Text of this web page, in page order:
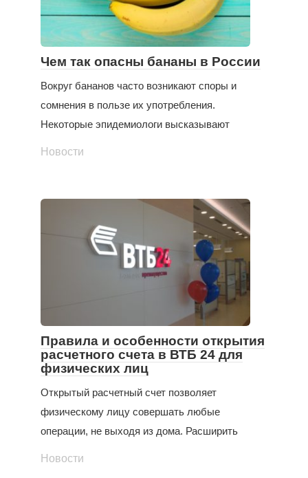
Чем так опасны бананы в России
Вокруг бананов часто возникают споры и
сомнения в пользе их употребления.
Некоторые эпидемиологи высказывают
Новости
Правила и особенности открытия
расчетного счета в ВТБ 24 для
физических лиц
Открытый расчетный счет позволяет
физическому лицу совершать любые
операции, не выходя из дома. Расширить
Новости